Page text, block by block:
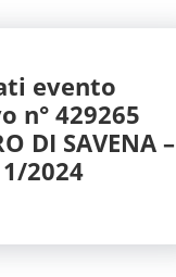
evento
n° 429265
DI SAVENA –
2024